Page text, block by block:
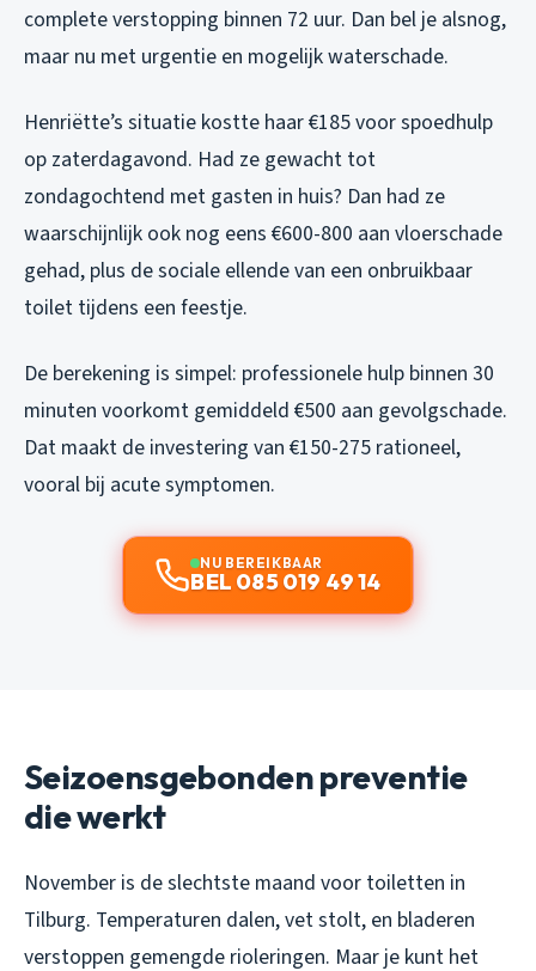
complete verstopping binnen 72 uur. Dan bel je alsnog,
maar nu met urgentie en mogelijk waterschade.
Henriëtte’s situatie kostte haar €185 voor spoedhulp
op zaterdagavond. Had ze gewacht tot
zondagochtend met gasten in huis? Dan had ze
waarschijnlijk ook nog eens €600-800 aan vloerschade
gehad, plus de sociale ellende van een onbruikbaar
toilet tijdens een feestje.
De berekening is simpel: professionele hulp binnen 30
minuten voorkomt gemiddeld €500 aan gevolgschade.
Dat maakt de investering van €150-275 rationeel,
vooral bij acute symptomen.
NU BEREIKBAAR
BEL 085 019 49 14
Seizoensgebonden preventie
die werkt
November is de slechtste maand voor toiletten in
Tilburg. Temperaturen dalen, vet stolt, en bladeren
verstoppen gemengde rioleringen. Maar je kunt het